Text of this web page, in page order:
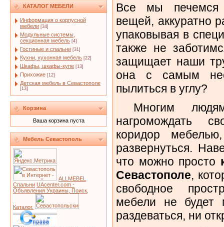
КАТАЛОГ МЕБЕЛИ
Информация о корпусной
мебели [34]
Модульные системы,
секционная мебель [4]
Гостиные и спальни [31]
Кухни, кухонная мебель [22]
Шкафы, шкафы-купе [13]
Прихожие [12]
Детская мебель в Севастополе
[13]
Корзина
Ваша корзина пуста
Мебель Севастополь
ALLMEBEL
Спальни UAcenter.com -
Объявления Украины, Поиск,
Каталог.
Все мы печемся
вещей, аккуратно
упаковывая в
также не
защищает наши
она с самым
пылиться в углу?
Многим
нагромождать
коридор
развернуться.
что можно просто
Севастополе,
свободное
мебели не будет
раздеваться, ни